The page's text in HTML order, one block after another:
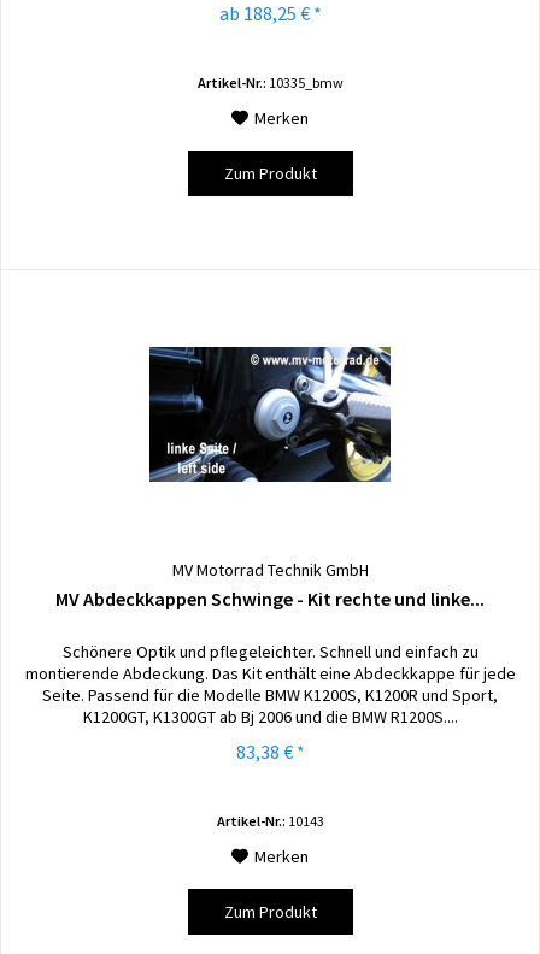
ab 188,25 € *
Artikel-Nr.: 10335_bmw
Merken
Zum Produkt
MV Motorrad Technik GmbH
MV Abdeckkappen Schwinge - Kit rechte und linke...
Schönere Optik und pflegeleichter. Schnell und einfach zu
montierende Abdeckung. Das Kit enthält eine Abdeckkappe für jede
Seite. Passend für die Modelle BMW K1200S, K1200R und Sport,
K1200GT, K1300GT ab Bj 2006 und die BMW R1200S....
83,38 € *
Artikel-Nr.: 10143
Merken
Zum Produkt